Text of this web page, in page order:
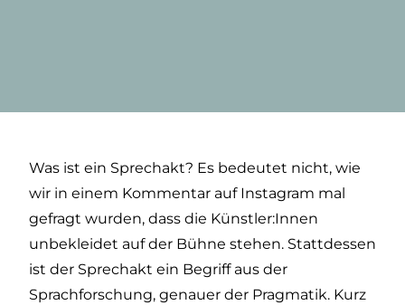
Was ist ein Sprechakt? Es bedeutet nicht, wie
wir in einem Kommentar auf Instagram mal
gefragt wurden, dass die Künstler:Innen
unbekleidet auf der Bühne stehen. Stattdessen
ist der Sprechakt ein Begriff aus der
Sprachforschung, genauer der Pragmatik. Kurz